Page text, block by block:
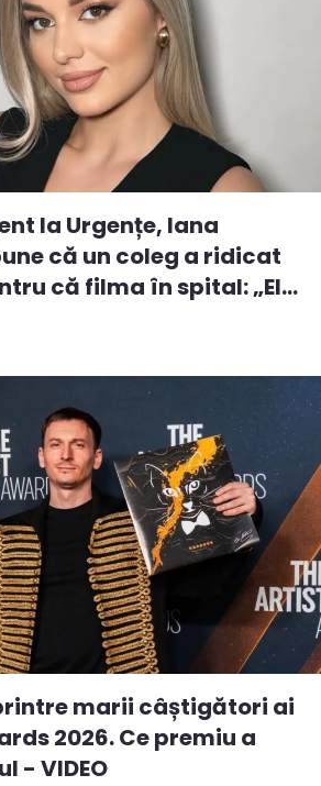
la Urgențe, Iana
că un coleg a ridicat
că filma în spital: „El
marii câștigători ai
2026. Ce premiu a
- VIDEO